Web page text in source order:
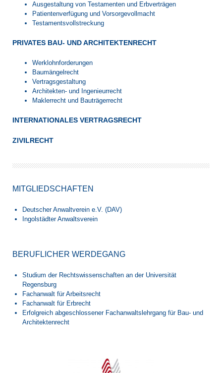
Ausgestaltung von Testamenten und Erbverträgen
Patientenverfügung und Vorsorgevollmacht
Testamentsvollstreckung
PRIVATES BAU- UND ARCHITEKTENRECHT
Werklohnforderungen
Baumängelrecht
Vertragsgestaltung
Architekten- und Ingenieurrecht
Maklerrecht und Bauträgerrecht
INTERNATIONALES VERTRAGSRECHT
ZIVILRECHT
MITGLIEDSCHAFTEN
Deutscher Anwaltverein e.V. (DAV)
Ingolstädter Anwaltsverein
BERUFLICHER WERDEGANG
Studium der Rechtswissenschaften an der Universität
Regensburg
Fachanwalt für Arbeitsrecht
Fachanwalt für Erbrecht
Erfolgreich abgeschlossener Fachanwaltslehrgang für Bau- und
Architektenrecht